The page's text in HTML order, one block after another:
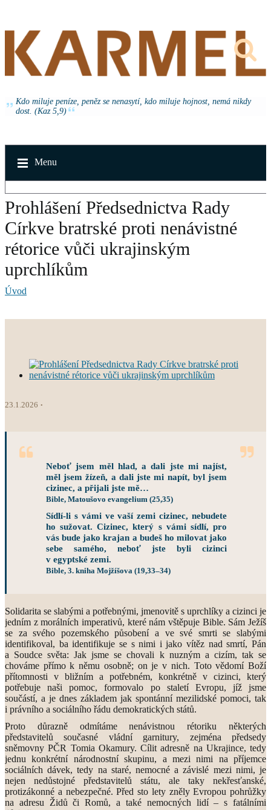
Kdo miluje peníze, peněz se nenasytí, kdo miluje hojnost, nemá nikdy
dost. (Kaz 5,9)
Menu
Prohlášení Předsednictva Rady
Církve bratrské proti nenávistné
rétorice vůči ukrajinským
uprchlíkům
Úvod
23.1.2026
Neboť jsem měl hlad, a dali jste mi najíst,
měl jsem žízeň, a dali jste mi napít, byl jsem
cizinec, a přijali jste mě…
Bible, Matoušovo evangelium (25,35)
Sídlí-li s vámi ve vaší zemi cizinec, nebudete
ho sužovat. Cizinec, který s vámi sídlí, pro
vás bude jako krajan a budeš ho milovat jako
sebe samého, neboť jste byli cizinci
v egyptské zemi.
Bible, 3. kniha Mojžíšova (19,33–34)
Solidarita se slabými a potřebnými, jmenovitě s uprchlíky a cizinci je
jedním z morálních imperativů, které nám vštěpuje Bible. Sám Ježíš
se za svého pozemského působení a ve své smrti se slabými
identifikoval, ba identifikuje se s nimi i jako vítěz nad smrtí, Pán
a Soudce světa: Jak jsme se chovali k nuzným a cizím, tak se
chováme přímo k němu osobně; on je v nich. Toto vědomí Boží
přítomnosti v bližním a potřebném, konkrétně v cizinci, který
potřebuje naši pomoc, formovalo po staletí Evropu, jíž jsme
součástí, a je dnes základem jak spontánní mezilidské pomoci, tak
i právního a sociálního řádu demokratických států.
Proto důrazně odmítáme nenávistnou rétoriku některých
představitelů současné vládní garnitury, zejména předsedy
sněmovny PČR Tomia Okamury. Cílit adresně na Ukrajince, tedy
jednu konkrétní národnostní skupinu, a mezi nimi na příjemce
sociálních dávek, tedy na staré, nemocné a závislé mezi nimi, je
nejen nedůstojné představitelů státu, ale taky nekřesťanské,
protizákonné a nebezpečné. Před sto lety zněly Evropou pohrůžky
na adresu Židů či Romů, a také nemocných lidí – s fatálními